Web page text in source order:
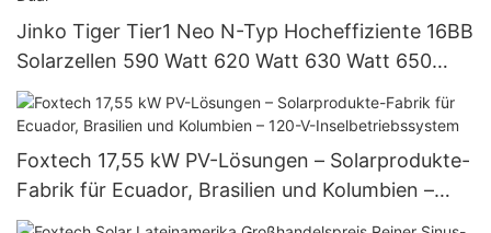
Jinko Tiger Tier1 Neo N-Typ Hocheffiziente 16BB
Solarzellen 590 Watt 620 Watt 630 Watt 650
Watt Bifaziales Modul mit Dual
Foxtech 17,55 kW PV-Lösungen – Solarprodukte-
Fabrik für Ecuador, Brasilien und Kolumbien –
120-V-Inselbetriebssystem